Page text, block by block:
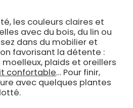
les couleurs claires et
avec du bois, du lin ou
dans du mobilier et
favorisant la détente :
plaids et oreillers
confortablePour finir,
avec quelques plantes